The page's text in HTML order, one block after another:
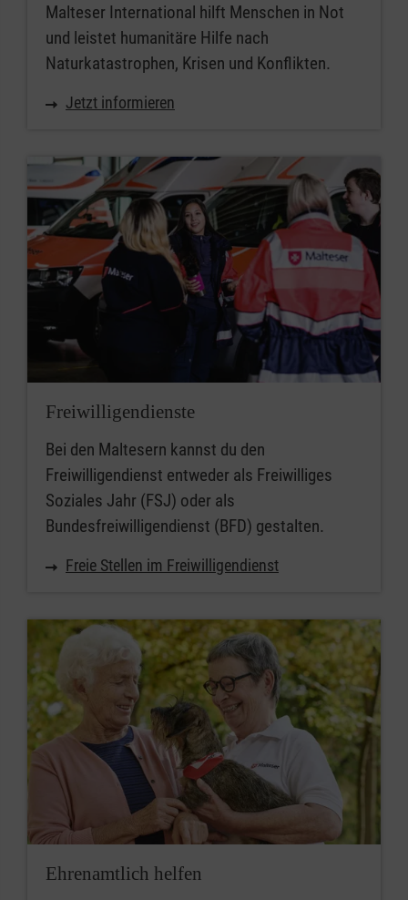
Malteser International hilft Menschen in Not
und leistet humanitäre Hilfe nach
Naturkatastrophen, Krisen und Konflikten.
Jetzt informieren
Freiwilligendienste
Bei den Maltesern kannst du den
Freiwilligendienst entweder als Freiwilliges
Soziales Jahr (FSJ) oder als
Bundesfreiwilligendienst (BFD) gestalten.
Freie Stellen im Freiwilligendienst
Ehrenamtlich helfen